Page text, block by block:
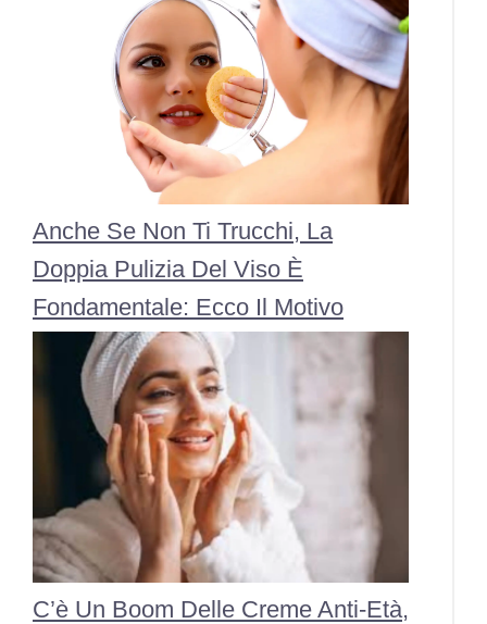
Anche Se Non Ti Trucchi, La
Doppia Pulizia Del Viso È
Fondamentale: Ecco Il Motivo
C’è Un Boom Delle Creme Anti-Età,